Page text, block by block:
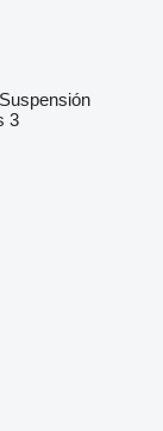
Suspensión
3